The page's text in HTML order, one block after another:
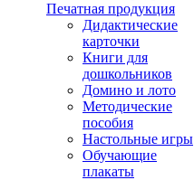
Печатная продукция
Дидактические
карточки
Книги для
дошкольников
Домино и лото
Методические
пособия
Настольные игры
Обучающие
плакаты